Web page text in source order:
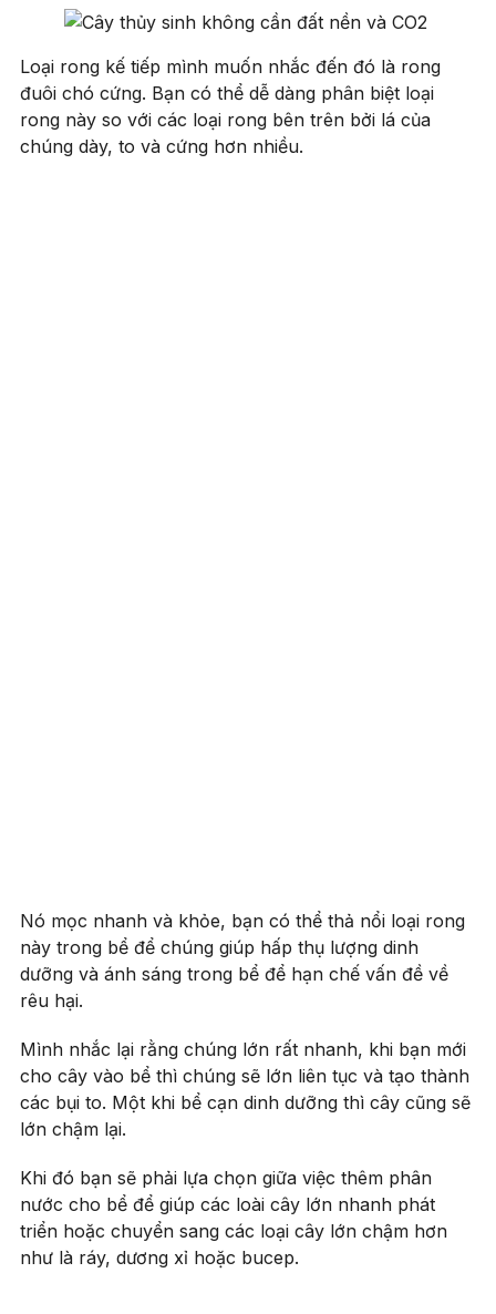
Loại rong kế tiếp mình muốn nhắc đến đó là rong
đuôi chó cứng. Bạn có thể dễ dàng phân biệt loại
rong này so với các loại rong bên trên bởi lá của
chúng dày, to và cứng hơn nhiều.
Nó mọc nhanh và khỏe, bạn có thể thả nổi loại rong
này trong bể để chúng giúp hấp thụ lượng dinh
dưỡng và ánh sáng trong bể để hạn chế vấn đề về
rêu hại.
Mình nhắc lại rằng chúng lớn rất nhanh, khi bạn mới
cho cây vào bể thì chúng sẽ lớn liên tục và tạo thành
các bụi to. Một khi bể cạn dinh dưỡng thì cây cũng sẽ
lớn chậm lại.
Khi đó bạn sẽ phải lựa chọn giữa việc thêm phân
nước cho bể để giúp các loài cây lớn nhanh phát
triển hoặc chuyển sang các loại cây lớn chậm hơn
như là ráy, dương xỉ hoặc bucep.